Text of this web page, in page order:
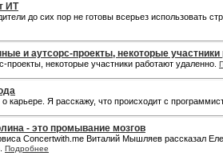
ИТ
до сих пор не готовы всерьез использовать
и аутсорс-проекты, некоторые
проекты, некоторые участники работают удаленно.
карьере. Я расскажу, что происходит с
- это промывание мозгов
Concertwith.me Виталий Мышляев рассказал
Подробнее